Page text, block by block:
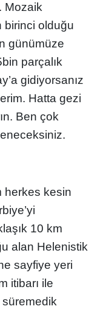
Mozaik
birinci olduğu
günümüze
parçalık
gidiyorsanız
Hatta gezi
Ben çok
herkes kesin
10 km
alan Helenistik
sayfiye yeri
itibarı ile
süremedik